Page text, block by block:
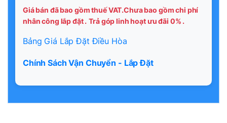
Giá bán đã bao gồm thuế VAT.Chưa bao gồm chi phí
nhân công lắp đặt . Trả góp linh hoạt ưu đãi 0% .
Bảng Giá Lắp Đặt Điều Hòa
Chính Sách Vận Chuyển - Lắp Đặt